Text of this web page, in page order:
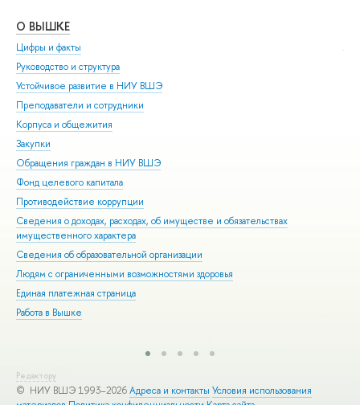
О ВЫШКЕ
Цифры и факты
Руководство и структура
Устойчивое развитие в НИУ ВШЭ
Преподаватели и сотрудники
Корпуса и общежития
Закупки
Обращения граждан в НИУ ВШЭ
Фонд целевого капитала
Противодействие коррупции
Сведения о доходах, расходах, об имуществе и обязательствах
имущественного характера
Сведения об образовательной организации
Людям с ограниченными возможностями здоровья
Единая платежная страница
Работа в Вышке
Редактору
© НИУ ВШЭ 1993–2026Адреса и контакты Условия использования